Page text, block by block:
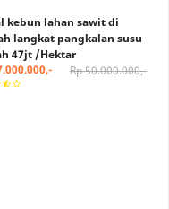
kebun lahan sawit di
langkat pangkalan susu
47jt /Hektar
Rp 50.000.000,-